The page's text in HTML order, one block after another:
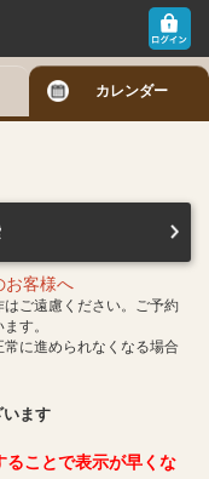
カレンダー
お客様へ
ご遠慮ください。ご予約
す。
に進められなくなる場合
います
ことで表示が早くな